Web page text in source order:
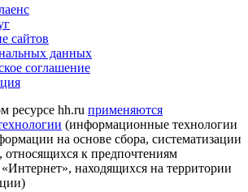
сайтов
данных
соглашение
ресурсе hh.ru применяются
(информационные технологии
на основе сбора, систематизации
относящихся к предпочтениям
«Интернет», находящихся на территории